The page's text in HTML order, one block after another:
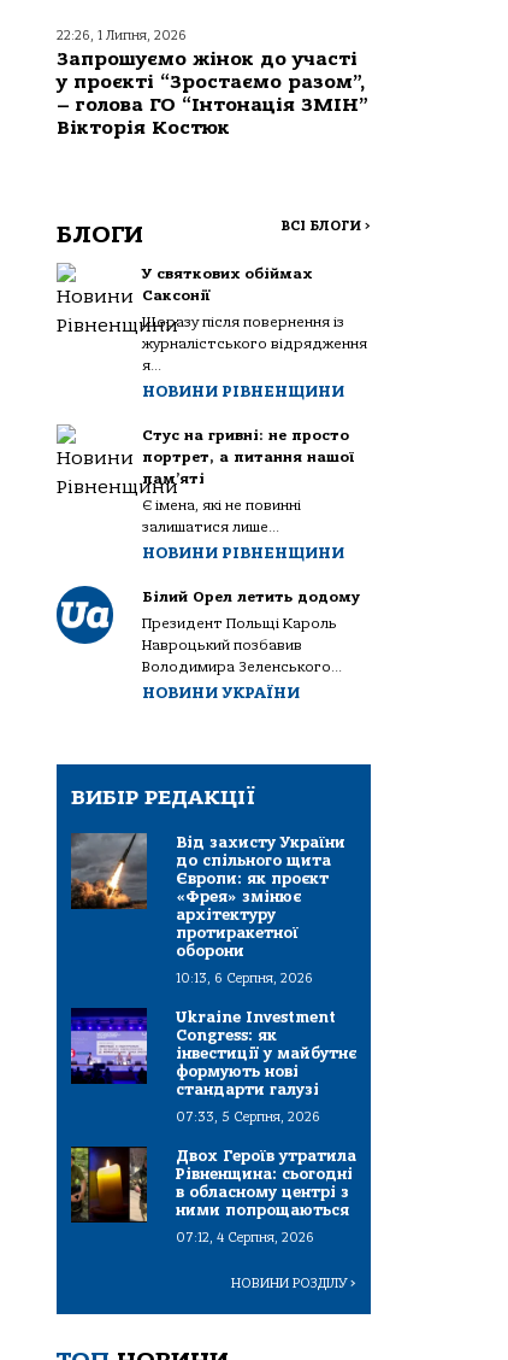
22:26, 1 Липня, 2026
Запрошуємо жінок до участі
у проєкті “Зростаємо разом”,
– голова ГО “Інтонація ЗМІН”
Вікторія Костюк
БЛОГИ ВСІ БЛОГИ >
У святкових обіймах
Саксонії
Щоразу після повернення із
журналістського відрядження
я...
НОВИНИ РІВНЕНЩИНИ
Стус на гривні: не просто
портрет, а питання нашої
пам’яті
Є імена, які не повинні
залишатися лише...
НОВИНИ РІВНЕНЩИНИ
Білий Орел летить додому
Президент Польщі Кароль
Навроцький позбавив
Володимира Зеленського...
НОВИНИ УКРАЇНИ
ВИБІР РЕДАКЦІЇ
Від захисту України
до спільного щита
Європи: як проєкт
«Фрея» змінює
архітектуру
протиракетної
оборони
10:13, 6 Серпня, 2026
Ukraine Investment
Congress: як
інвестиції у майбутнє
формують нові
стандарти галузі
07:33, 5 Серпня, 2026
Двох Героїв утратила
Рівненщина: сьогодні
в обласному центрі з
ними попрощаються
07:12, 4 Серпня, 2026
НОВИНИ РОЗДІЛУ>